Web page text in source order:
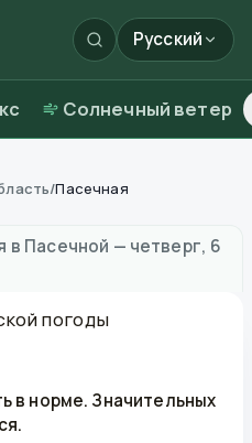
Русский
Солнечный ветер
/Пасечная
в Пасечной — четверг, 6
ПОГОДЫ
в норме. Значительных